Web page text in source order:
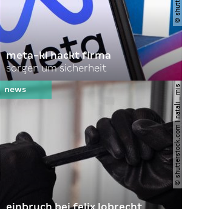
meta-ki hackt firma
sorgen um sicherheit
© shutterstock.com | natali _ mis